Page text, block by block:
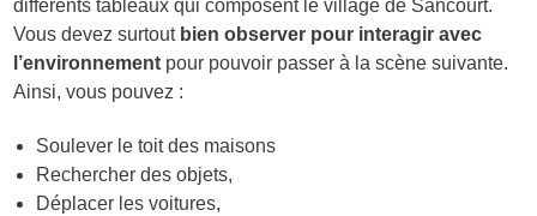
différents tableaux qui composent le village de Sancourt.
Vous devez surtout bien observer pour interagir avec
l’environnement pour pouvoir passer à la scène suivante.
Ainsi, vous pouvez :
Soulever le toit des maisons
Rechercher des objets,
Déplacer les voitures,